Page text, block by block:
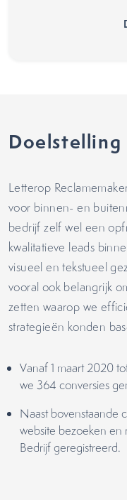
Doelstelling
Letterop
voor binnen- en
bedrijf zelf wel een
kwalitatieve leads
visueel en tekstueel
vooral ook belangrijk
zetten waarop we
strategieën konden
Vanaf 1 maart 2020
we 364 conversies
Naast bovenstaande
website bezoeken
Bedrijf geregistreerd.